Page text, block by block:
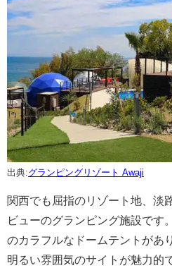
出典:グランピングリゾート Awaji
関西でも屈指のリゾート地、淡
ビューのグランピング施設です
のカラフルなドームテントがあ
明るい雰囲気のサイトが魅力的